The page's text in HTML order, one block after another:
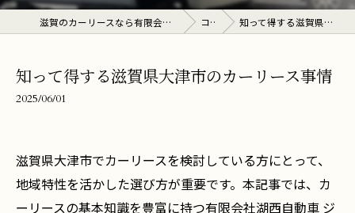
滋賀のカーリースなら有限会社湖西自動車 ジョイカル湖西店 コラム 知って得する滋賀県大津市のカーリース事情
知って得する滋賀県大津市のカーリース事情
2025/06/01
滋賀県大津市でカーリースを検討している方にとって、
地域特性を活かした選び方が重要です。本記事では、カ
ーリースの基本知識を豊富に持つ有限会社湖西自動車 ジ